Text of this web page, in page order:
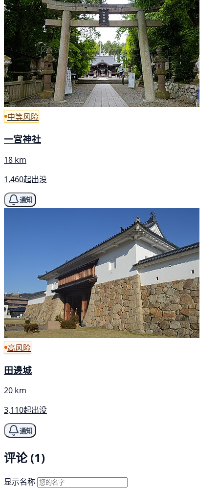
中等风险
一宮神社
18 km
1,460起出没
通知
高风险
田邊城
20 km
3,110起出没
通知
评论 (1)
显示名称